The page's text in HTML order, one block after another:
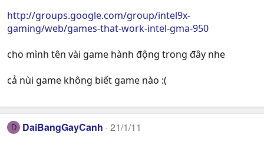
http://groups.google.com/group/intel9x-
gaming/web/games-that-work-intel-gma-950
cho mình tên vài game hành động trong đây nhe
cả nùi game không biết game nào :(
D DaiBangGayCanh 21/1/11